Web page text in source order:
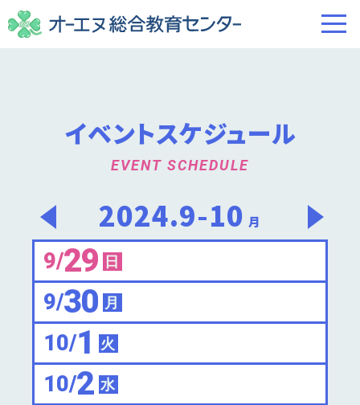
イベントスケジュール
EVENT SCHEDULE
2024.9-10 月
9/29 日
9/30 月
10/1 火
10/2 水